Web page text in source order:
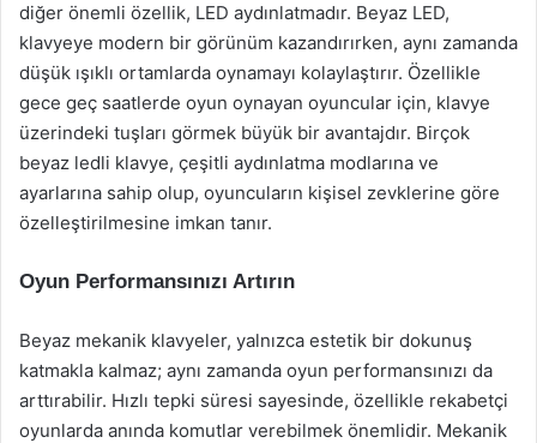
diğer önemli özellik, LED aydınlatmadır. Beyaz LED,
klavyeye modern bir görünüm kazandırırken, aynı zamanda
düşük ışıklı ortamlarda oynamayı kolaylaştırır. Özellikle
gece geç saatlerde oyun oynayan oyuncular için, klavye
üzerindeki tuşları görmek büyük bir avantajdır. Birçok
beyaz ledli klavye, çeşitli aydınlatma modlarına ve
ayarlarına sahip olup, oyuncuların kişisel zevklerine göre
özelleştirilmesine imkan tanır.
Oyun Performansınızı Artırın
Beyaz mekanik klavyeler, yalnızca estetik bir dokunuş
katmakla kalmaz; aynı zamanda oyun performansınızı da
arttırabilir. Hızlı tepki süresi sayesinde, özellikle rekabetçi
oyunlarda anında komutlar verebilmek önemlidir. Mekanik